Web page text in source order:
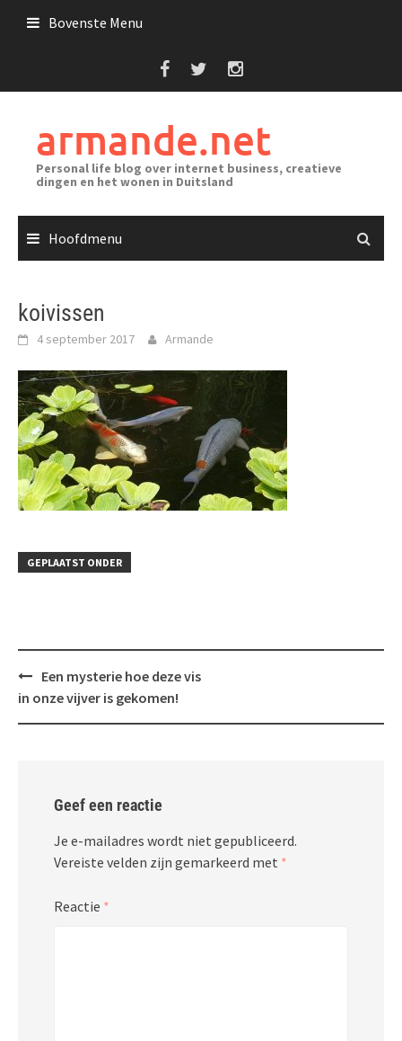
Bovenste Menu
armande.net
Personal life blog over internet business, creatieve
dingen en het wonen in Duitsland
Hoofdmenu
koivissen
4 september 2017 Armande
GEPLAATST ONDER
Bericht
navigatie
Een mysterie hoe deze vis
in onze vijver is gekomen!
Geef een reactie
Je e-mailadres wordt niet gepubliceerd.
Vereiste velden zijn gemarkeerd met *
Reactie *